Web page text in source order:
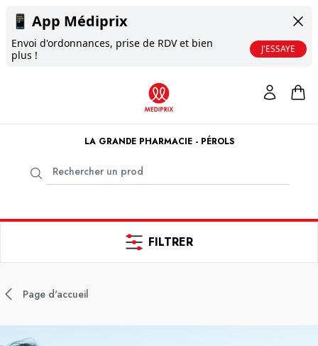
📱 App Médiprix
Envoi d'ordonnances, prise de RDV et bien
plus !
J'ESSAYE
LA GRANDE PHARMACIE - PÉROLS
FILTRER
Page d'accueil